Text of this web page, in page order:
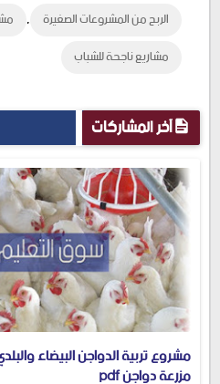
الربح من المشروعات الصغيرة ,
مشاريع ناجحة للشباب
آخر المشاركات
مشروع تربية الدواجن البيضاء
مزرعة دواجن pdf